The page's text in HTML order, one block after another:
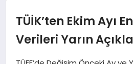
EĞITIM
EKONOMI
TÜİK’ten Ekim Ayı
Verileri Yarın